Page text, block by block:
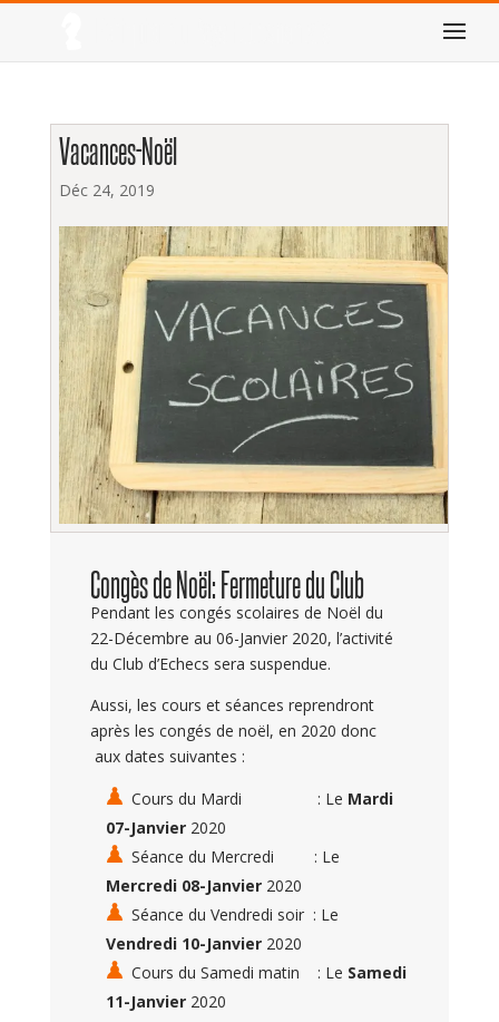
Vacances-Noël
Déc 24, 2019
Congès de Noël: Fermeture du Club
Pendant les congés scolaires de Noël du
22-Décembre au 06-Janvier 2020, l’activité
du Club d’Echecs sera suspendue.
Aussi, les cours et séances reprendront
après les congés de noël, en 2020 donc
aux dates suivantes :
Cours du Mardi : Le Mardi
07-Janvier2020
Séance du Mercredi : Le
Mercredi 08-Janvier2020
Séance du Vendredi soir : Le
Vendredi 10-Janvier2020
Cours du Samedi matin : Le Samedi
11-Janvier2020